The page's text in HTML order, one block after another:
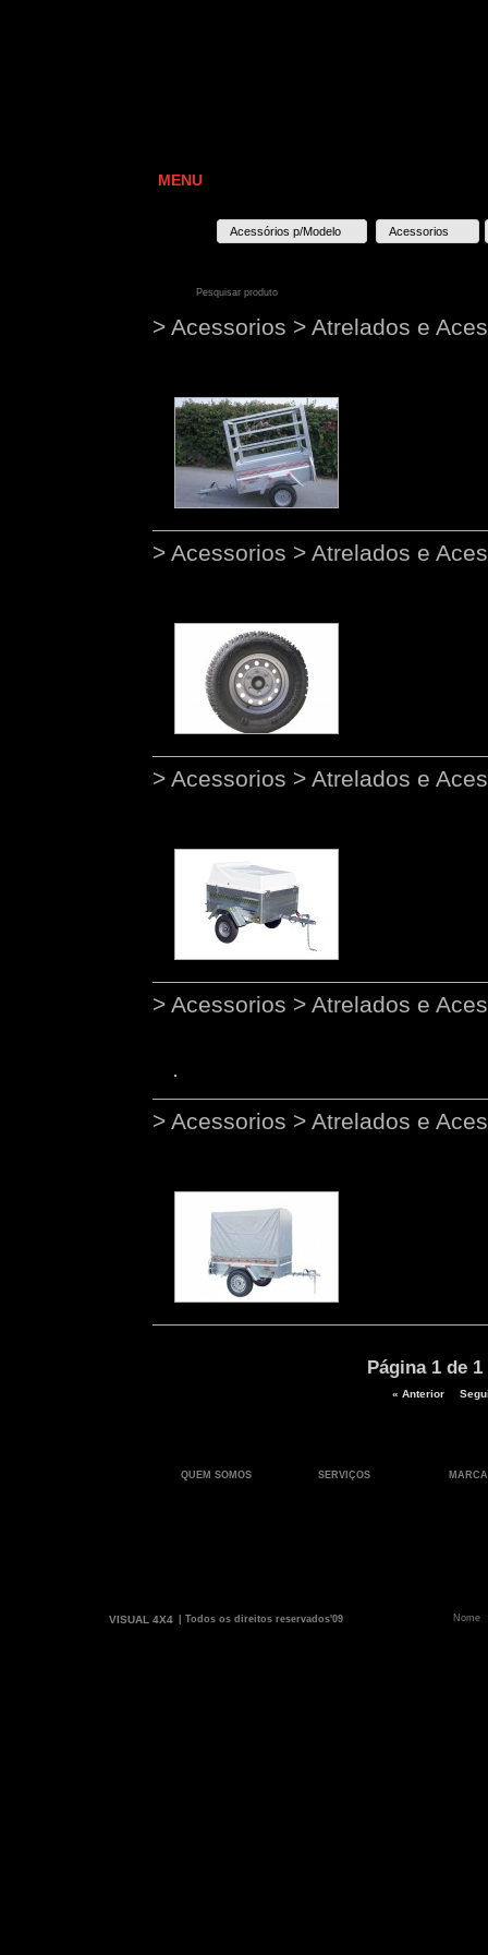
MENU
Acessórios p/Modelo Acessorios
> Acessorios > Atrelados e
> Acessorios > Atrelados e
> Acessorios > Atrelados e
> Acessorios > Atrelados e
> Acessorios > Atrelados e
Página 1 de
« Anterior
QUEM SOMOS SERVIÇOS
VISUAL 4X4 | Todos os direitos reservados'09